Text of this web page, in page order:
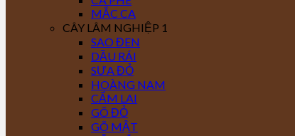
MẮC CA
CÂY LÂM NGHIỆP 1
SAO ĐEN
DẦU RÁI
SƯA ĐỎ
HOÀNG NAM
CẨM LAI
GÕ ĐỎ
GÕ MẬT